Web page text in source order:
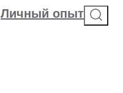
Личный опыт